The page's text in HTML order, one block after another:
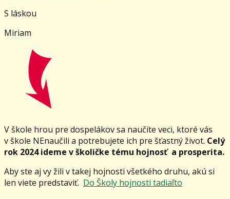
S láskou
Miriam
V škole hrou pre dospelákov sa naučíte veci, ktoré vás
v škole NEnaučili a potrebujete ich pre šťastný život. Celý
rok 2024 ideme v školičke tému hojnosť a prosperita.
Aby ste aj vy žili v takej hojnosti všetkého druhu, akú si
len viete predstaviť. Do Školy hojnosti tadiaľto